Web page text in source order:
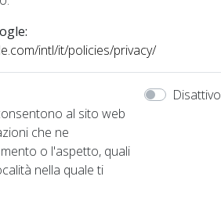
intl/it/policies/privacy/
al sito web
che ne
o l'aspetto, quali
nella quale ti
Disattivo